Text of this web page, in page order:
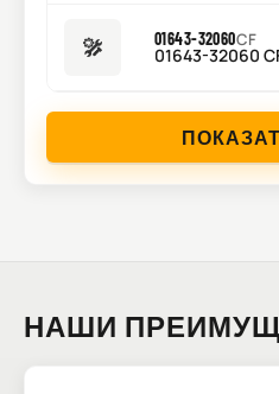
01643-32060CF
01643-32060
НАШИ